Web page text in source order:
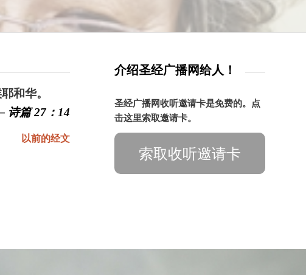
和华。
诗篇 27：14
以前的经文
介绍圣经广播网给人！
圣经广播网收听邀请卡是免费的。点
击这里索取邀请卡。
索取收听邀请卡